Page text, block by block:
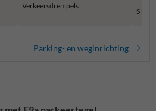
Verkeersdrempels
Parking- en weginrichting